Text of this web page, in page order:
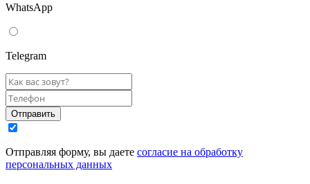
WhatsАpp
Telegram
Отправить
Отправляя форму, вы даете согласие на обработку
персональных данных